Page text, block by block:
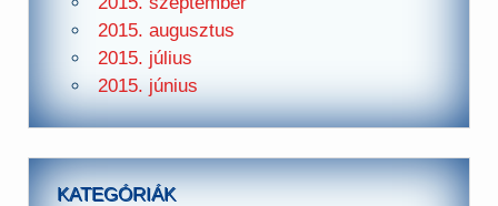
2015. augusztus
2015. július
2015. június
KATEGÓRIÁK